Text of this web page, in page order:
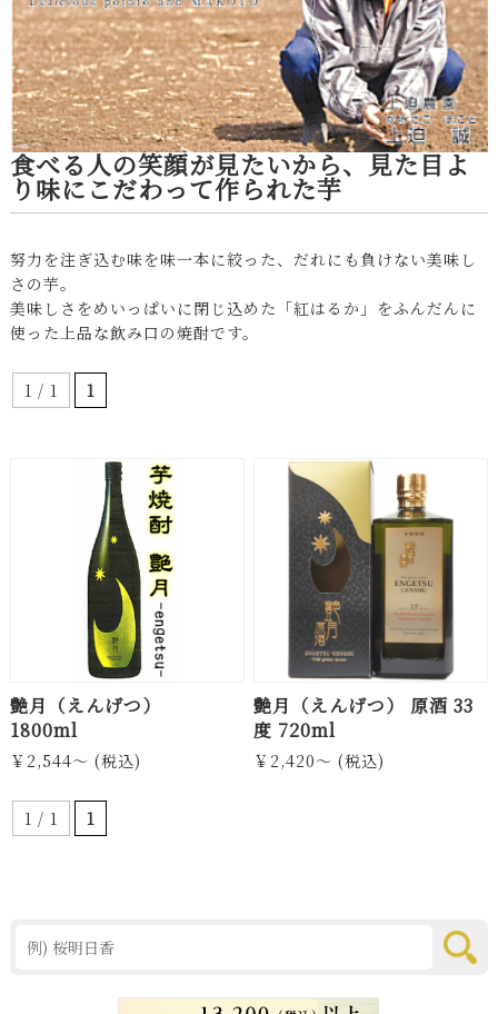
食べる人の笑顔が見たいから、見た目よ
り味にこだわって作られた芋
努力を注ぎ込む味を味一本に絞った、だれにも負けない美味し
さの芋。
美味しさをめいっぱいに閉じ込めた「紅はるか」をふんだんに
使った上品な飲み口の焼酎です。
1 / 1 1
艶月（えんげつ）
1800ml
￥2,544～ (税込)
艶月（えんげつ） 原酒 33
度 720ml
￥2,420～ (税込)
1 / 1 1